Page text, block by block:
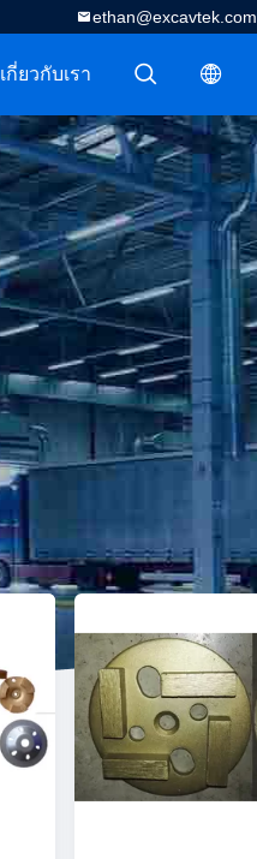
ethan@excavtek.com
描述
描述
เกี่ยวกับเรา